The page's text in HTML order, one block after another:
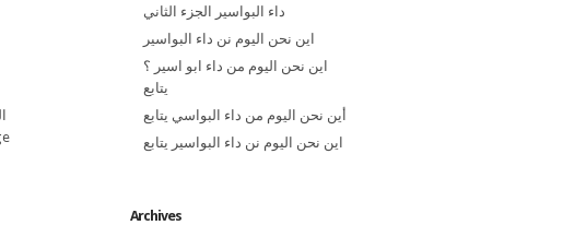
داء البواسير الجزء الثاني
اين نحن اليوم نن داء البواسير
اين نحن اليوم من داء ابو اسير ؟
يتابع
أين نحن اليوم من داء البواسي يتابع
اين نحن اليوم نن داء البواسير يتابع
Archives